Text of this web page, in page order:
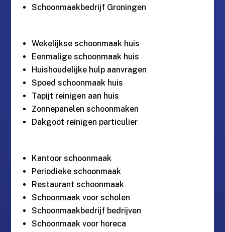
Schoonmaakbedrijf Groningen
Wekelijkse schoonmaak huis
Eenmalige schoonmaak huis
Huishoudelijke hulp aanvragen
Spoed schoonmaak huis
Tapijt reinigen aan huis
Zonnepanelen schoonmaken
Dakgoot reinigen particulier
Kantoor schoonmaak
Periodieke schoonmaak
Restaurant schoonmaak
Schoonmaak voor scholen
Schoonmaakbedrijf bedrijven
Schoonmaak voor horeca